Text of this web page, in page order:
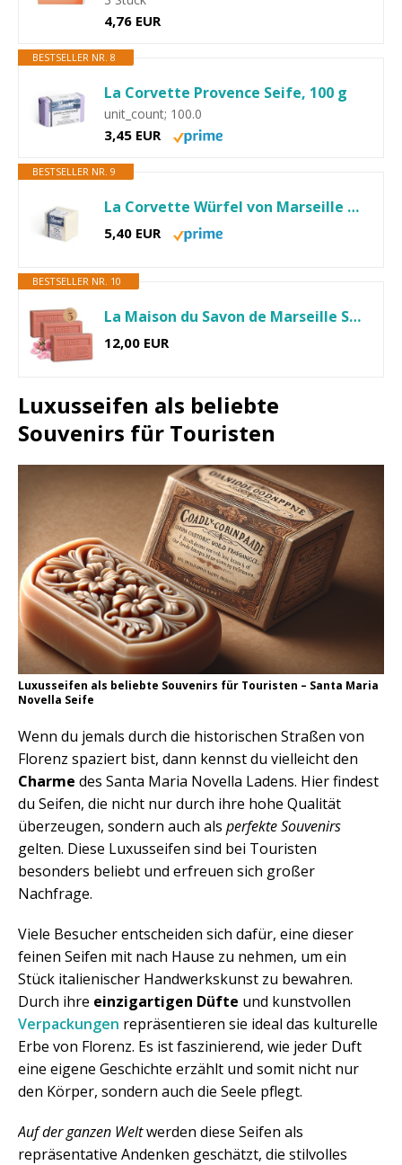
4,76 EUR
BESTSELLER NR. 8
La Corvette Provence Seife, 100 g
unit_count; 100.0
3,45 EUR
BESTSELLER NR. 9
La Corvette Würfel von Marseille Seife Extra Reine, 200 g
5,40 EUR
BESTSELLER NR. 10
La Maison du Savon de Marseille Seife Rosenduft 3 x 125g mit Bio...
12,00 EUR
Luxusseifen als beliebte
Souvenirs für Touristen
Luxusseifen als beliebte Souvenirs für Touristen – Santa Maria
Novella Seife
Wenn du jemals durch die historischen Straßen von
Florenz spaziert bist, dann kennst du vielleicht den
Charme des Santa Maria Novella Ladens. Hier findest
du Seifen, die nicht nur durch ihre hohe Qualität
überzeugen, sondern auch als perfekte Souvenirs
gelten. Diese Luxusseifen sind bei Touristen
besonders beliebt und erfreuen sich großer
Nachfrage.
Viele Besucher entscheiden sich dafür, eine dieser
feinen Seifen mit nach Hause zu nehmen, um ein
Stück italienischer Handwerkskunst zu bewahren.
Durch ihre einzigartigen Düfte und kunstvollen
Verpackungen repräsentieren sie ideal das kulturelle
Erbe von Florenz. Es ist faszinierend, wie jeder Duft
eine eigene Geschichte erzählt und somit nicht nur
den Körper, sondern auch die Seele pflegt.
Auf der ganzen Weltwerden diese Seifen als
repräsentative Andenken geschätzt, die stilvolles